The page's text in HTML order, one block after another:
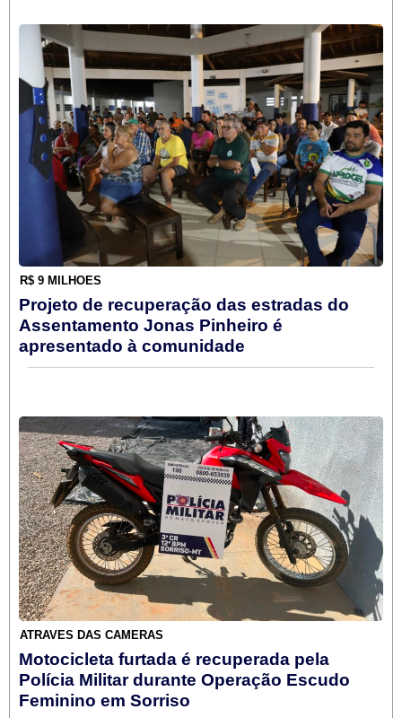
R$ 9 MILHÕES
Projeto de recuperação das estradas do
Assentamento Jonas Pinheiro é
apresentado à comunidade
ATRAVÉS DAS CÂMERAS
Motocicleta furtada é recuperada pela
Polícia Militar durante Operação Escudo
Feminino em Sorriso